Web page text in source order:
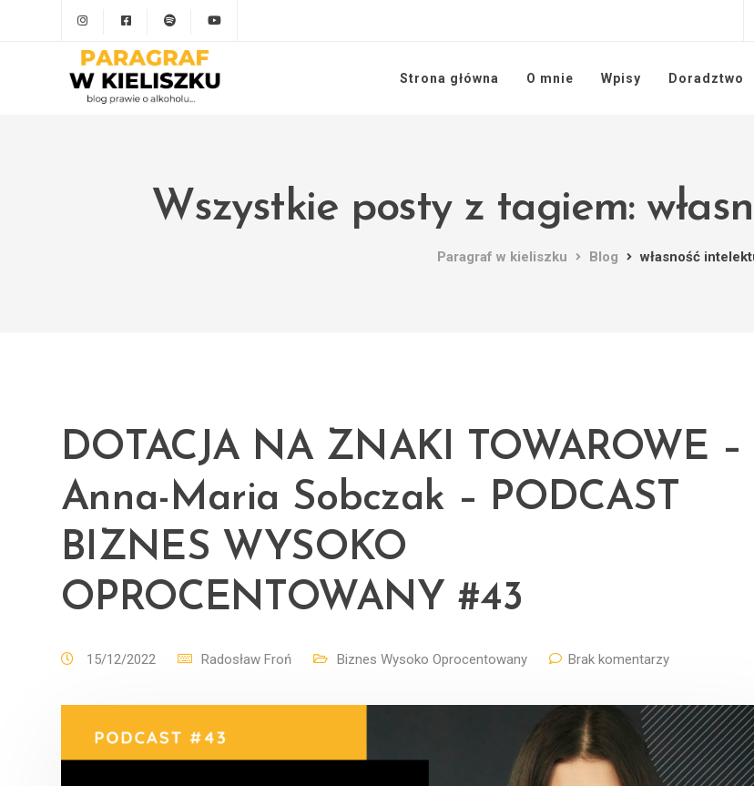
Strona główna O mnie Wpisy Doradztwo
Wszystkie posty z tagiem:
Paragraf w kieliszku Blog własność
DOTACJA NA ZNAKI TOWAROWE –
Anna-Maria Sobczak – PODCAST
BIZNES WYSOKO
OPROCENTOWANY #43
15/12/2022 Radosław Froń Biznes Wysoko Oprocentowany Brak komentarzy